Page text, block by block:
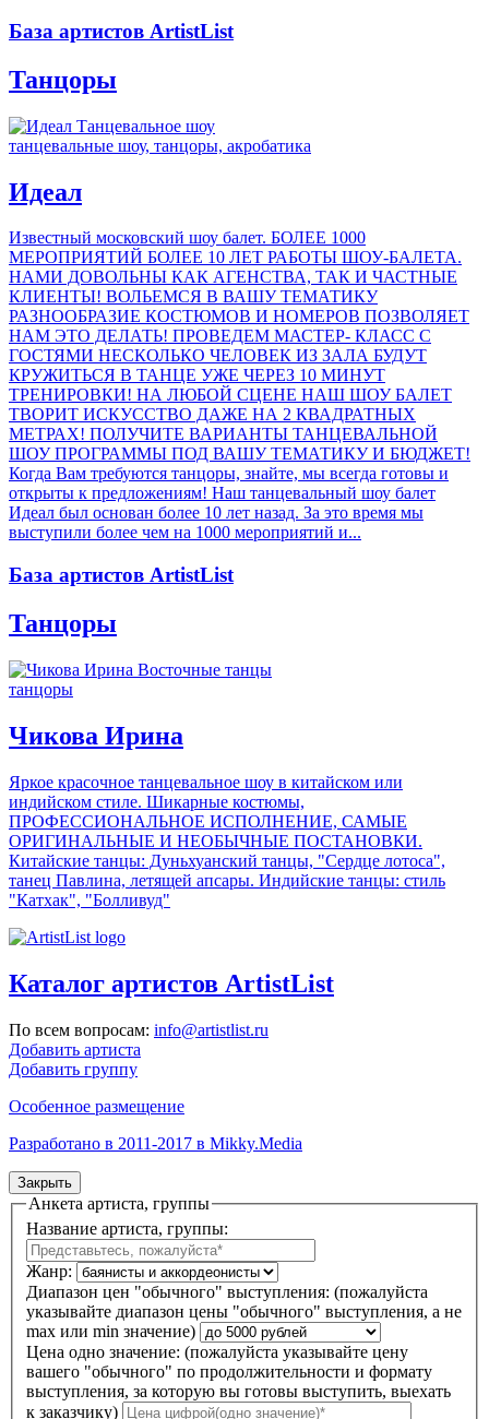
База артистов ArtistList
Танцоры
танцевальные шоу, танцоры, акробатика
Идеал
Известный московский шоу балет. БОЛЕЕ 1000
МЕРОПРИЯТИЙ БОЛЕЕ 10 ЛЕТ РАБОТЫ ШОУ-БАЛЕТА.
НАМИ ДОВОЛЬНЫ КАК АГЕНСТВА, ТАК И ЧАСТНЫЕ
КЛИЕНТЫ! ВОЛЬЕМСЯ В ВАШУ ТЕМАТИКУ
РАЗНООБРАЗИЕ КОСТЮМОВ И НОМЕРОВ ПОЗВОЛЯЕТ
НАМ ЭТО ДЕЛАТЬ! ПРОВЕДЕМ МАСТЕР- КЛАСС С
ГОСТЯМИ НЕСКОЛЬКО ЧЕЛОВЕК ИЗ ЗАЛА БУДУТ
КРУЖИТЬСЯ В ТАНЦЕ УЖЕ ЧЕРЕЗ 10 МИНУТ
ТРЕНИРОВКИ! НА ЛЮБОЙ СЦЕНЕ НАШ ШОУ БАЛЕТ
ТВОРИТ ИСКУССТВО ДАЖЕ НА 2 КВАДРАТНЫХ
МЕТРАХ! ПОЛУЧИТЕ ВАРИАНТЫ ТАНЦЕВАЛЬНОЙ
ШОУ ПРОГРАММЫ ПОД ВАШУ ТЕМАТИКУ И БЮДЖЕТ!
Когда Вам требуются танцоры, знайте, мы всегда готовы и
открыты к предложениям! Наш танцевальный шоу балет
Идеал был основан более 10 лет назад. За это время мы
выступили более чем на 1000 мероприятий и...
База артистов ArtistList
Танцоры
танцоры
Чикова Ирина
Яркое красочное танцевальное шоу в китайском или
индийском стиле. Шикарные костюмы,
ПРОФЕССИОНАЛЬНОЕ ИСПОЛНЕНИЕ, САМЫЕ
ОРИГИНАЛЬНЫЕ И НЕОБЫЧНЫЕ ПОСТАНОВКИ.
Китайские танцы: Дуньхуанский танцы, "Сердце лотоса",
танец Павлина, летящей апсары. Индийские танцы: стиль
"Катхак", "Болливуд"
Каталог артистов ArtistList
По всем вопросам: info@artistlist.ru
Добавить артиста
Добавить группу
Особенное размещение
Разработано в 2011-2017 в Mikky.Media
Закрыть
Анкета артиста, группы
Название артиста, группы:
Жанр:
Диапазон цен "обычного" выступления:
указывайте диапазон цены "обычного" выступления, а не
max или min значение)
Цена одно значение:
вашего "обычного" по продолжительности и формату
выступления, за которую вы готовы выступить, выехать
к заказчику)